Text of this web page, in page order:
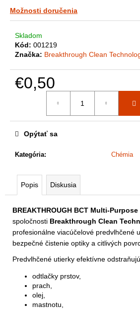
Možnosti doručenia
Skladom
Kód: 001219
Značka: Breakthrough Clean
€0,50
Kategória: Chémia
Opýtať sa
Popis Diskusia
BREAKTHROUGH BCT Multi-
spoločnosti Breakthrough Clean
profesionálne viacúčelové predvlhčené
bezpečné čistenie optiky a citlivých
Predvlhčené utierky efektívne
odtlačky prstov,
prach,
olej,
mastnotu,
O
d
p
o
č
a